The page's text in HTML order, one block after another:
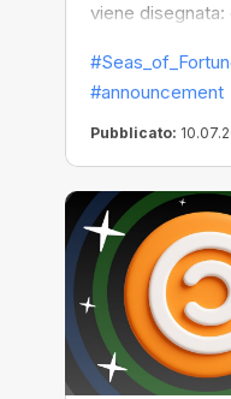
viene disegnata:
#announcement
Pubblicato: